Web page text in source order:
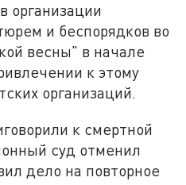
организации
и беспорядков во
весны" в начале
к этому
организаций.
к смертной
суд отменил
дело на повторное